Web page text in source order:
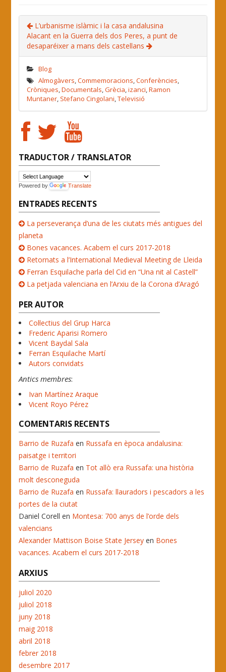
L’urbanisme islàmic i la casa andalusina
Alacant en la Guerra dels dos Peres, a punt de
desaparéixer a mans dels castellans
Blog
Almogàvers,Commemoracions,Conferències,
Cròniques,Documentals,Grècia,izanci,Ramon
Muntaner, Stefano Cingolani,Televisió
TRADUCTOR / TRANSLATOR
Powered by Translate
ENTRADES RECENTS
La perseverança d’una de les ciutats més antigues del
planeta
Bones vacances. Acabem el curs 2017-2018
Retornats a l’International Medieval Meeting de Lleida
Ferran Esquilache parla del Cid en “Una nit al Castell”
La petjada valenciana en l’Arxiu de la Corona d’Aragó
PER AUTOR
Col·lectius del Grup Harca
Frederic Aparisi Romero
Vicent Baydal Sala
Ferran Esquilache Martí
Autors convidats
Antics membres:
Ivan Martínez Araque
Vicent Royo Pérez
COMENTARIS RECENTS
Barrio de Ruzafa en Russafa en època andalusina:
paisatge i territori
Barrio de Ruzafa en Tot allò era Russafa: una història
molt desconeguda
Barrio de Ruzafa en Russafa: llauradors i pescadors a les
portes de la ciutat
Daniel Corell en Montesa: 700 anys de l’orde dels
valencians
Alexander Mattison Boise State Jersey en Bones
vacances. Acabem el curs 2017-2018
ARXIUS
juliol 2020
juliol 2018
juny 2018
maig 2018
abril 2018
febrer 2018
desembre 2017